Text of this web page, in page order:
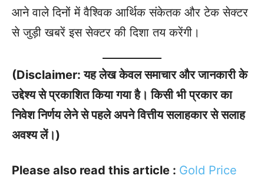
आने वाले दिनों में वैश्विक आर्थिक संकेतक और टेक सेक्टर
से जुड़ी खबरें इस सेक्टर की दिशा तय करेंगी।
(Disclaimer: यह लेख केवल समाचार और जानकारी के
उद्देश्य से प्रकाशित किया गया है। किसी भी प्रकार का
निवेश निर्णय लेने से पहले अपने वित्तीय सलाहकार से सलाह
अवश्य लें।)
Please also read this article : Gold Price